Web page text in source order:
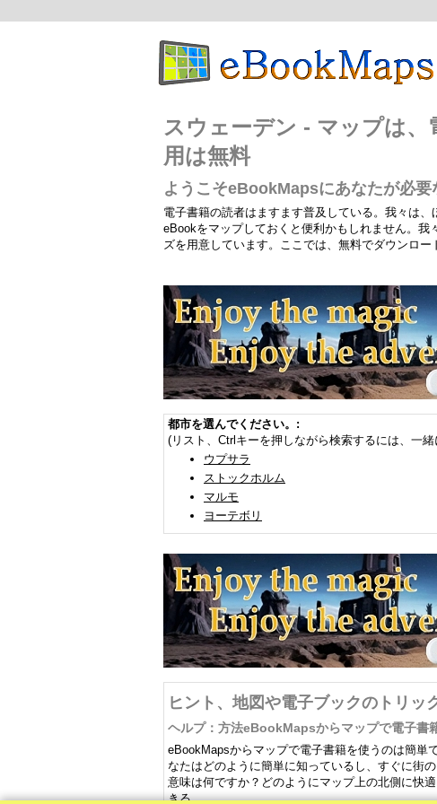
スウェーデン - マップは、
用は無料
ようこそeBookMapsにあなたが必
電子書籍の読者はますます普及している。我々は
eBookをマップしておくと便利かもしれません。
ズを用意しています。ここでは、無料でダウンロー
都市を選んでください。:
(リスト、Ctrlキーを押しながら検索するには、一緒
ウプサラ
ストックホルム
マルモ
ヨーテボリ
ヒント、地図や電子ブックのトリッ
ヘルプ：方法eBookMapsからマップで電子書
eBookMapsからマップで電子書籍を使うのは簡単
なたはどのように簡単に知っているし、すぐに街
意味は何ですか？どのようにマップ上の北側に快
きる。